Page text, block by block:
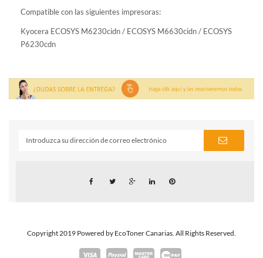
Compatible con las siguientes impresoras:
Kyocera ECOSYS M6230cidn / ECOSYS M6630cidn / ECOSYS
P6230cdn
Copyright 2019 Powered by EcoToner Canarias. All Rights Reserved.